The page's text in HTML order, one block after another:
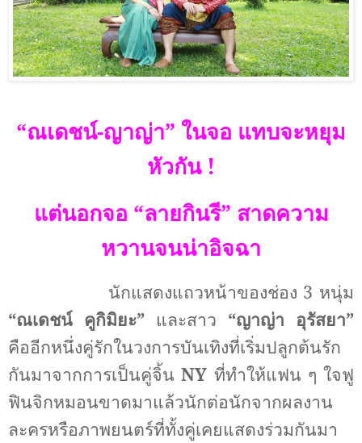
“ณเดชน์-ญาญ่า” ในจอ แทบจะหยุม
หัวกัน !
แต่นอกจอ “ลายกินรี” สาดความ
หวานจนน่าอิจฉา
นักแสดงแถวหน้าของช่อง 3 หนุ่ม
“ณเดชน์ คูกิมิยะ” และสาว “ญาญ่า อุรัสยา”
คืออีกหนึ่งคู่รักในวงการบันเทิงที่เริ่มปลูกต้นรัก
กันมาจากการเป็นคู่จิ้น NY ที่ทำให้แฟน ๆ ใจฟู
ฟินจิกหมอนขาดมาแล้วนักต่อนักจากผลงาน
ละครหรือภาพยนตร์ที่ทั้งคู่เคยแสดงร่วมกันมา